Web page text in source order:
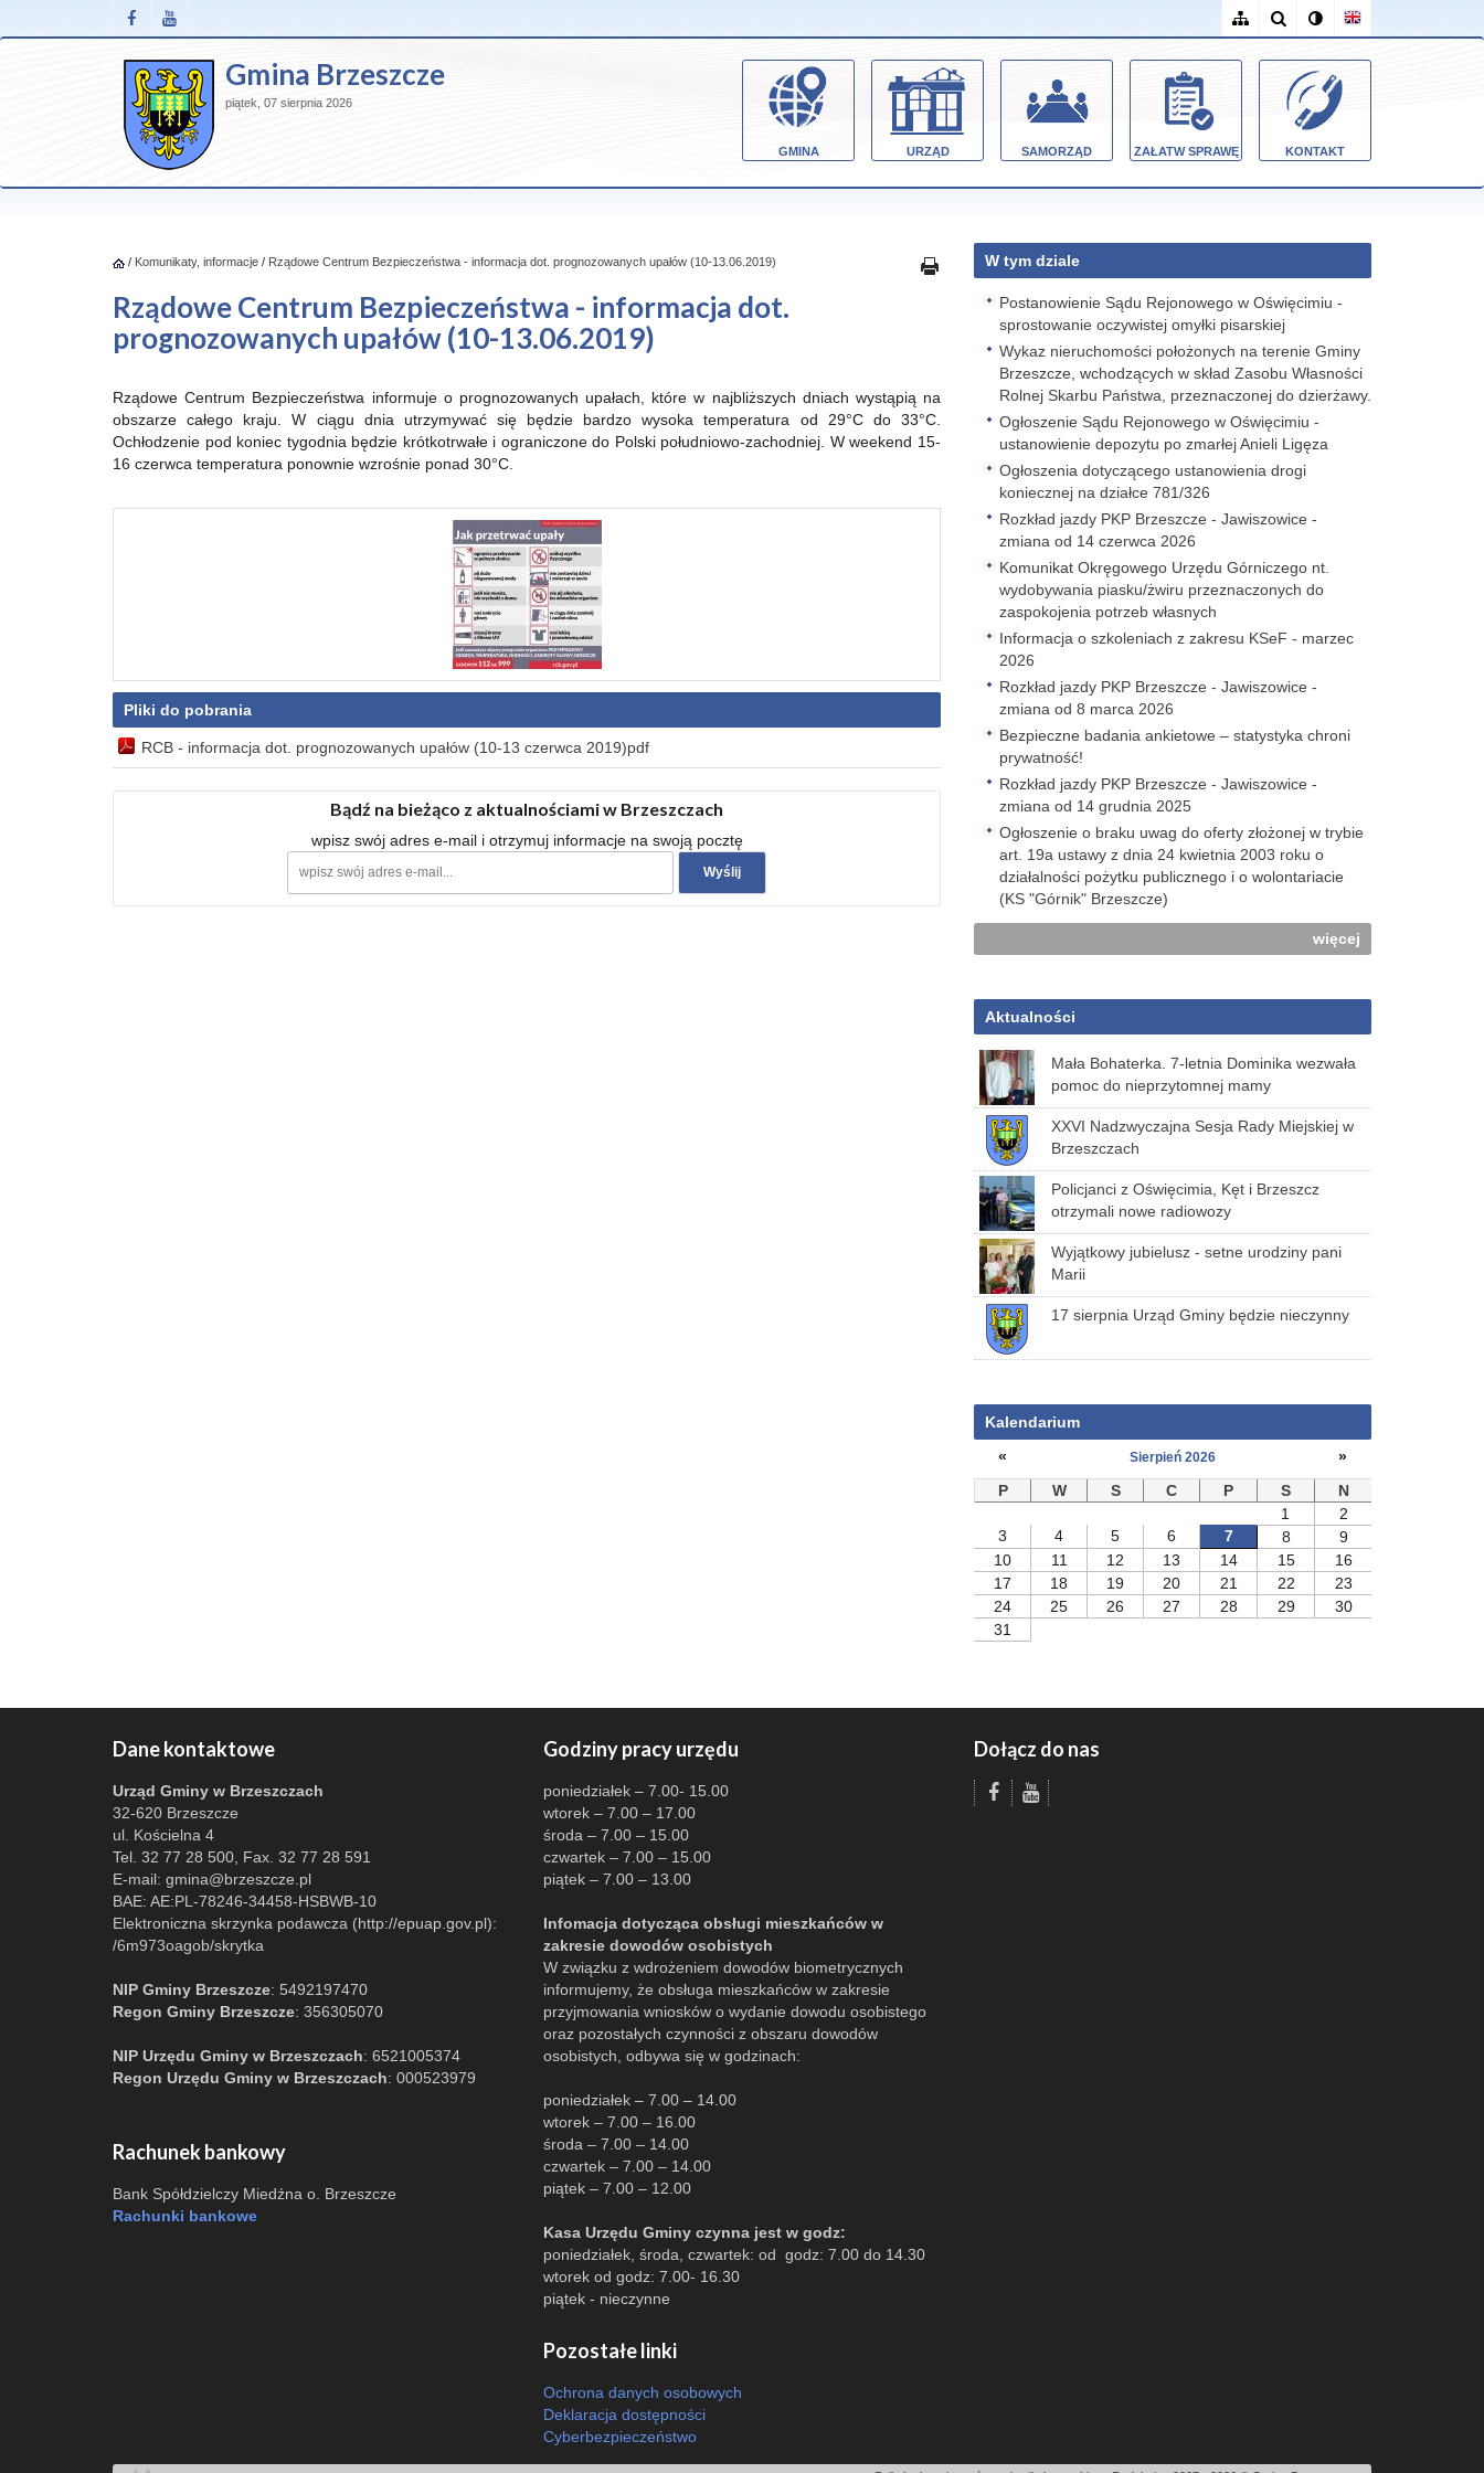
Gmina Brzeszcze
piątek, 07 sierpnia 2026
GMINA URZĄD SAMORZĄD ZAŁATW SPRAWĘ KONTAKT
/ Komunikaty, informacje / Rządowe Centrum Bezpieczeństwa - informacja dot. prognozowanych upałów (10-13.06.2019)
Rządowe Centrum Bezpieczeństwa - informacja dot.
prognozowanych upałów (10-13.06.2019)
Rządowe Centrum Bezpieczeństwa informuje o prognozowanych upałach, które w najbliższych dniach wystąpią na
obszarze całego kraju. W ciągu dnia utrzymywać się będzie bardzo wysoka temperatura od 29°C do 33°C.
Ochłodzenie pod koniec tygodnia będzie krótkotrwałe i ograniczone do Polski południowo-zachodniej. W weekend 15-
16 czerwca temperatura ponownie wzrośnie ponad 30°C.
Pliki do pobrania
RCB - informacja dot. prognozowanych upałów (10-13 czerwca 2019)pdf
Bądź na bieżąco z aktualnościami w Brzeszczach
wpisz swój adres e-mail i otrzymuj informacje na swoją pocztę
W tym dziale
Postanowienie Sądu Rejonowego w Oświęcimiu -
sprostowanie oczywistej omyłki pisarskiej
Wykaz nieruchomości położonych na terenie Gminy
Brzeszcze, wchodzących w skład Zasobu Własności
Rolnej Skarbu Państwa, przeznaczonej do dzierżawy.
Ogłoszenie Sądu Rejonowego w Oświęcimiu -
ustanowienie depozytu po zmarłej Anieli Ligęza
Ogłoszenia dotyczącego ustanowienia drogi
koniecznej na działce 781/326
Rozkład jazdy PKP Brzeszcze - Jawiszowice -
zmiana od 14 czerwca 2026
Komunikat Okręgowego Urzędu Górniczego nt.
wydobywania piasku/żwiru przeznaczonych do
zaspokojenia potrzeb własnych
Informacja o szkoleniach z zakresu KSeF - marzec
2026
Rozkład jazdy PKP Brzeszcze - Jawiszowice -
zmiana od 8 marca 2026
Bezpieczne badania ankietowe – statystyka chroni
prywatność!
Rozkład jazdy PKP Brzeszcze - Jawiszowice -
zmiana od 14 grudnia 2025
Ogłoszenie o braku uwag do oferty złożonej w trybie
art. 19a ustawy z dnia 24 kwietnia 2003 roku o
działalności pożytku publicznego i o wolontariacie
(KS "Górnik" Brzeszcze)
więcej
Aktualności
Mała Bohaterka. 7-letnia Dominika wezwała
pomoc do nieprzytomnej mamy
XXVI Nadzwyczajna Sesja Rady Miejskiej w
Brzeszczach
Policjanci z Oświęcimia, Kęt i Brzeszcz
otrzymali nowe radiowozy
Wyjątkowy jubielusz - setne urodziny pani
Marii
17 sierpnia Urząd Gminy będzie nieczynny
Kalendarium
«
Sierpień 2026
»
P
W S C P S
N
1
2
3
4 5 6 7 8
9
10
11 12 13 14 15
16
17
18 19 20 21 22
23
24
25 26 27 28 29
30
31
Dane kontaktowe
Urząd Gminy w Brzeszczach
32-620 Brzeszcze
ul. Kościelna 4
Tel. 32 77 28 500, Fax. 32 77 28 591
E-mail: gmina@brzeszcze.pl
BAE: AE:PL-78246-34458-HSBWB-10
Elektroniczna skrzynka podawcza (http://epuap.gov.pl):
/6m973oagob/skrytka
NIP Gminy Brzeszcze: 5492197470
Regon Gminy Brzeszcze: 356305070
NIP Urzędu Gminy w Brzeszczach: 6521005374
Regon Urzędu Gminy w Brzeszczach: 000523979
Rachunek bankowy
Bank Spółdzielczy Miedźna o. Brzeszcze
Rachunki bankowe
Godziny pracy urzędu
poniedziałek – 7.00- 15.00
wtorek – 7.00 – 17.00
środa – 7.00 – 15.00
czwartek – 7.00 – 15.00
piątek – 7.00 – 13.00
Infomacja dotycząca obsługi mieszkańców w
zakresie dowodów osobistych
W związku z wdrożeniem dowodów biometrycznych
informujemy, że obsługa mieszkańców w zakresie
przyjmowania wniosków o wydanie dowodu osobistego
oraz pozostałych czynności z obszaru dowodów
osobistych, odbywa się w godzinach:
poniedziałek – 7.00 – 14.00
wtorek – 7.00 – 16.00
środa – 7.00 – 14.00
czwartek – 7.00 – 14.00
piątek – 7.00 – 12.00
Kasa Urzędu Gminy czynna jest w godz:
poniedziałek, środa, czwartek: od godz: 7.00 do 14.30
wtorek od godz: 7.00- 16.30
piątek - nieczynne
Pozostałe linki
Ochrona danych osobowych
Deklaracja dostępności
Cyberbezpieczeństwo
Dołącz do nas